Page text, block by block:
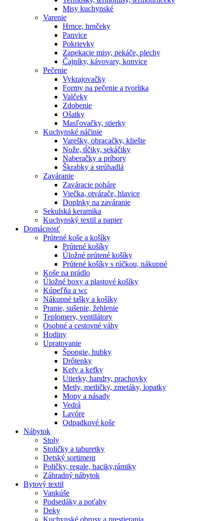
Misy kuchynské
Varenie
Hrnce, hrnčeky
Panvice
Pokrievky
Zapekacie misy, pekáče, plechy
Čajníky, kávovary, konvice
Pečenie
Vykrajovačky
Formy na pečenie a tvorítka
Valčeky
Zdobenie
Ošatky
Masľovačky, stierky
Kuchynské náčinie
Varešky, obracačky, kliešte
Nože, tĺčiky, sekáčiky
Naberačky a príbory
Škrabky a strúhadlá
Zaváranie
Zaváracie poháre
Viečka, otvárače, hlavice
Doplnky na zaváranie
Sekulská keramika
Kuchynský textil a papier
Domácnosť
Prútené koše a košíky
Prútené košíky
Úložné prútené košíky
Prútené košíky s rúčkou, nákupné
Koše na prádlo
Úložné boxy a plastové košíky
Kúpeľňa a wc
Nákupné tašky a košíky
Pranie, sušenie, žehlenie
Teplomery, ventilátory
Osobné a cestovné váhy
Hodiny
Upratovanie
Špongie, hubky
Drôtenky
Kefy a kefky
Utierky, handry, prachovky
Metly, metličky, zmetáky, lopatky
Mopy a násady
Vedrá
Lavóre
Odpadkové koše
Nábytok
Stoly
Stoličky a taburetky
Detský sortiment
Poličky, regale, haciky,rámiky
Záhradný nábytok
Bytový textil
Vankúše
Podsedáky a poťahy
Deky
Kuchynské obrusy a prestierania